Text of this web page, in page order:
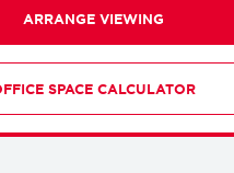
ARRANGE VIEWING
SPACE CALCULATOR